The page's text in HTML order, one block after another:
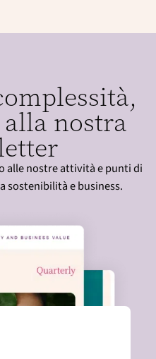
nostra
alle nostre attività e punti di
sostenibilità e business.